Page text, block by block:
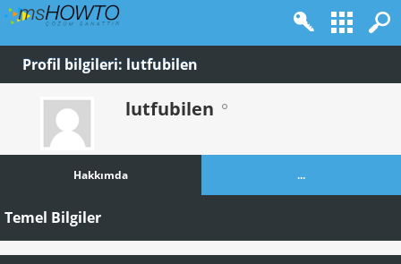
Profil bilgileri: lutfubilen
lutfubilen
Hakkımda ...
Temel Bilgiler